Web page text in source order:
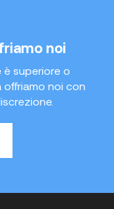
noi
è superiore o
noi con